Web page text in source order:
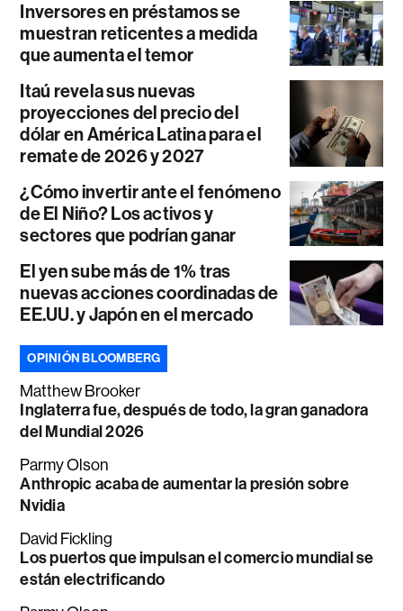
Inversores en préstamos se
muestran reticentes a medida
que aumenta el temor
Itaú revela sus nuevas
proyecciones del precio del
dólar en América Latina para el
remate de 2026 y 2027
¿Cómo invertir ante el fenómeno
de El Niño? Los activos y
sectores que podrían ganar
El yen sube más de 1% tras
nuevas acciones coordinadas de
EE.UU. y Japón en el mercado
OPINIÓN BLOOMBERG
Matthew Brooker
Inglaterra fue, después de todo, la gran ganadora
del Mundial 2026
Parmy Olson
Anthropic acaba de aumentar la presión sobre
Nvidia
David Fickling
Los puertos que impulsan el comercio mundial se
están electrificando